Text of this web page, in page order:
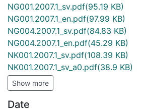
NG001.2007.1_sv.pdf(95.19 KB)
NG001.2007.1_en.pdf(97.99 KB)
NG004.2007.1_sv.pdf(84.83 KB)
NG004.2007.1_en.pdf(45.29 KB)
NK001.2007.1_sv.pdf(108.39 KB)
NK001.2007.1_sv_a0.pdf(38.9 KB)
Show more
Date